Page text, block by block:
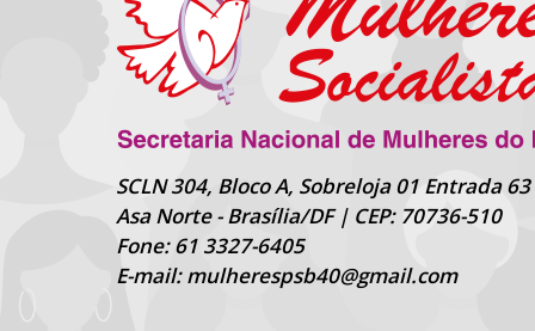
SCLN 304, Bloco A, Sobreloja 01 Entrada 63
Asa Norte - Brasília/DF | CEP: 70736-510
Fone: 61 3327-6405
E-mail: mulherespsb40@gmail.com